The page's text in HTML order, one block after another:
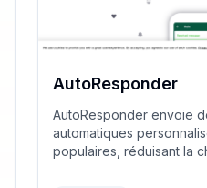
AutoResponder
AutoResponder envoie
automatiques
populaires, réduisant la